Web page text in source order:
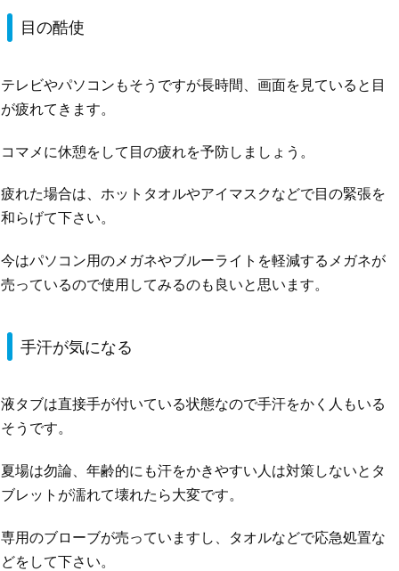
目の酷使
テレビやパソコンもそうですが長時間、画面を見ていると目
が疲れてきます。
コマメに休憩をして目の疲れを予防しましょう。
疲れた場合は、ホットタオルやアイマスクなどで目の緊張を
和らげて下さい。
今はパソコン用のメガネやブルーライトを軽減するメガネが
売っているので使用してみるのも良いと思います。
手汗が気になる
液タブは直接手が付いている状態なので手汗をかく人もいる
そうです。
夏場は勿論、年齢的にも汗をかきやすい人は対策しないとタ
ブレットが濡れて壊れたら大変です。
専用のブローブが売っていますし、タオルなどで応急処置な
どをして下さい。